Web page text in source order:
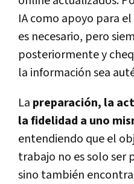
IA como apoyo para
es necesario, pero
posteriormente y
la información sea
La preparación, la
la fidelidad a uno
entendiendo que el
trabajo no es solo ser
sino también